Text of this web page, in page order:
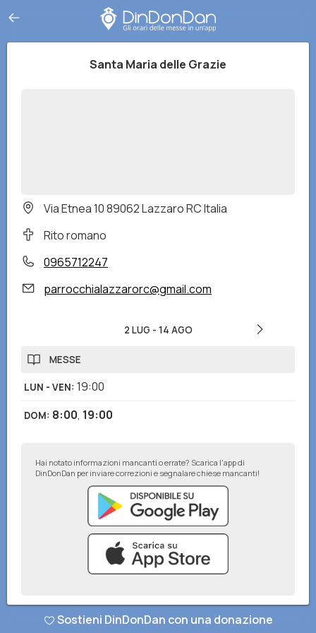
Santa Maria delle Grazie
Via Etnea 10 89062 Lazzaro RC Italia
Rito romano
0965712247
parrocchialazzarorc@gmail.com
2 LUG - 14 AGO
MESSE
LUN - VEN: 19:00
DOM: 8:00, 19:00
Hai notato informazioni mancanti o errate? Scarica l'app di
DinDonDan per inviare correzioni e segnalare chiese mancanti!
© DinDonDan App 2026–Privacy Policy –Inserisci sul tuo sito web
Sostieni DinDonDan con una donazione